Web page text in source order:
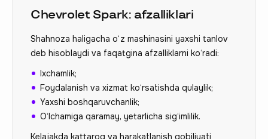
Chevrolet Spark: afzalliklari
Shahnoza haligacha o‘z mashinasini yaxshi tanlov
deb hisoblaydi va faqatgina afzalliklarni ko‘radi:
Ixchamlik;
Foydalanish va xizmat ko‘rsatishda qulaylik;
Yaxshi boshqaruvchanlik;
O‘lchamiga qaramay, yetarlicha sig‘imlilik.
Kelajakda kattaroq va harakatlanish qobiliyati